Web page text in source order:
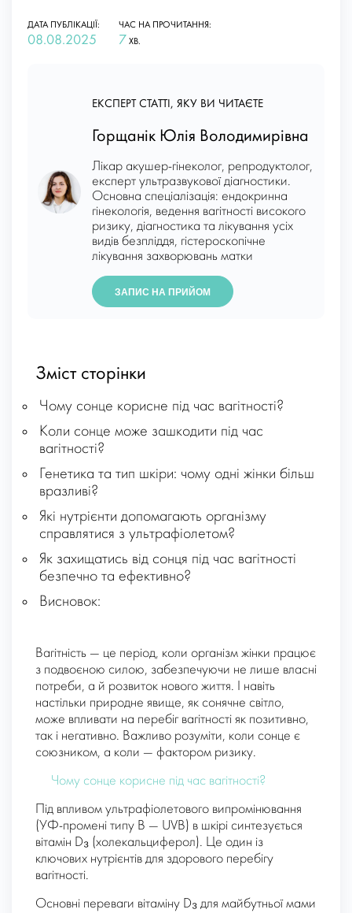
ДАТА ПУБЛІКАЦІЇ:
08.08.2025
ЧАС НА ПРОЧИТАННЯ:
7 ХВ.
ЕКСПЕРТ СТАТТІ, ЯКУ ВИ ЧИТАЄТЕ
Горщанік Юлія Володимирівна
Лікар акушер-гінеколог, репродуктолог,
експерт ультразвукової діагностики.
Основна спеціалізація: ендокринна
гінекологія, ведення вагітності високого
ризику, діагностика та лікування усіх
видів безпліддя, гістероскопічне
лікування захворювань матки
ЗАПИС НА ПРИЙОМ
Зміст сторінки
Чому сонце корисне під час вагітності?
Коли сонце може зашкодити під час
вагітності?
Генетика та тип шкіри: чому одні жінки більш
вразливі?
Які нутрієнти допомагають організму
справлятися з ультрафіолетом?
Як захищатись від сонця під час вагітності
безпечно та ефективно?
Висновок:
Вагітність — це період, коли організм жінки працює
з подвоєною силою, забезпечуючи не лише власні
потреби, а й розвиток нового життя. І навіть
настільки природне явище, як сонячне світло,
може впливати на перебіг вагітності як позитивно,
так і негативно. Важливо розуміти, коли сонце є
союзником, а коли — фактором ризику.
Чому сонце корисне під час вагітності?
Під впливом ультрафіолетового випромінювання
(УФ-промені типу B — UVB) в шкірі синтезується
вітамін D₃ (холекальциферол). Це один із
ключових нутрієнтів для здорового перебігу
вагітності.
Основні переваги вітаміну D₃ для майбутньої мами